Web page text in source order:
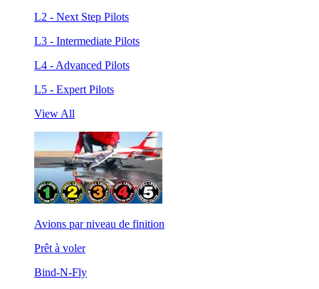
L2 - Next Step Pilots
L3 - Intermediate Pilots
L4 - Advanced Pilots
L5 - Expert Pilots
View All
Avions par niveau de finition
Prêt à voler
Bind-N-Fly